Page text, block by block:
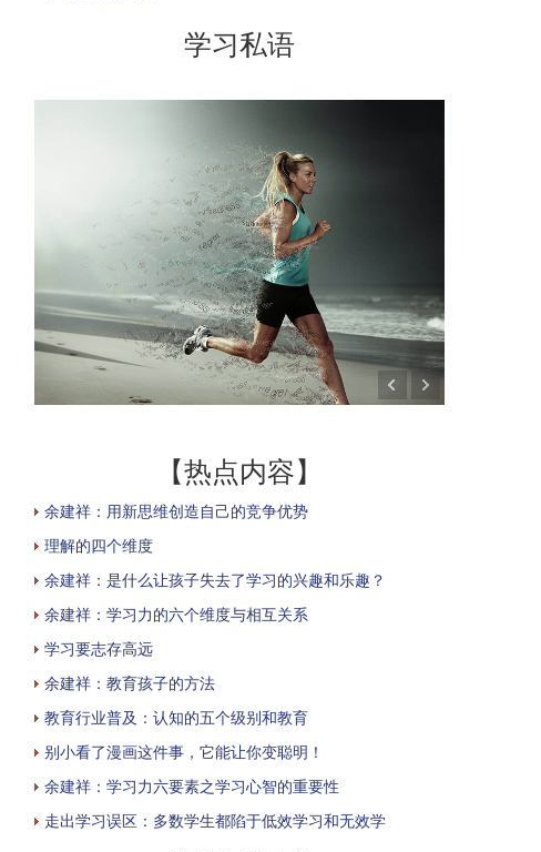
学习私语
【热点内容】
余建祥：用新思维创造自己的竞争优势
理解的四个维度
余建祥：是什么让孩子失去了学习的兴趣和乐趣？
余建祥：学习力的六个维度与相互关系
学习要志存高远
余建祥：教育孩子的方法
教育行业普及：认知的五个级别和教育
别小看了漫画这件事，它能让你变聪明！
余建祥：学习力六要素之学习心智的重要性
走出学习误区：多数学生都陷于低效学习和无效学